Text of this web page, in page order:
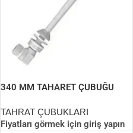
340 MM TAHARET ÇUBUĞU
TAHRAT ÇUBUKLARI
Fiyatları görmek için giriş yapın